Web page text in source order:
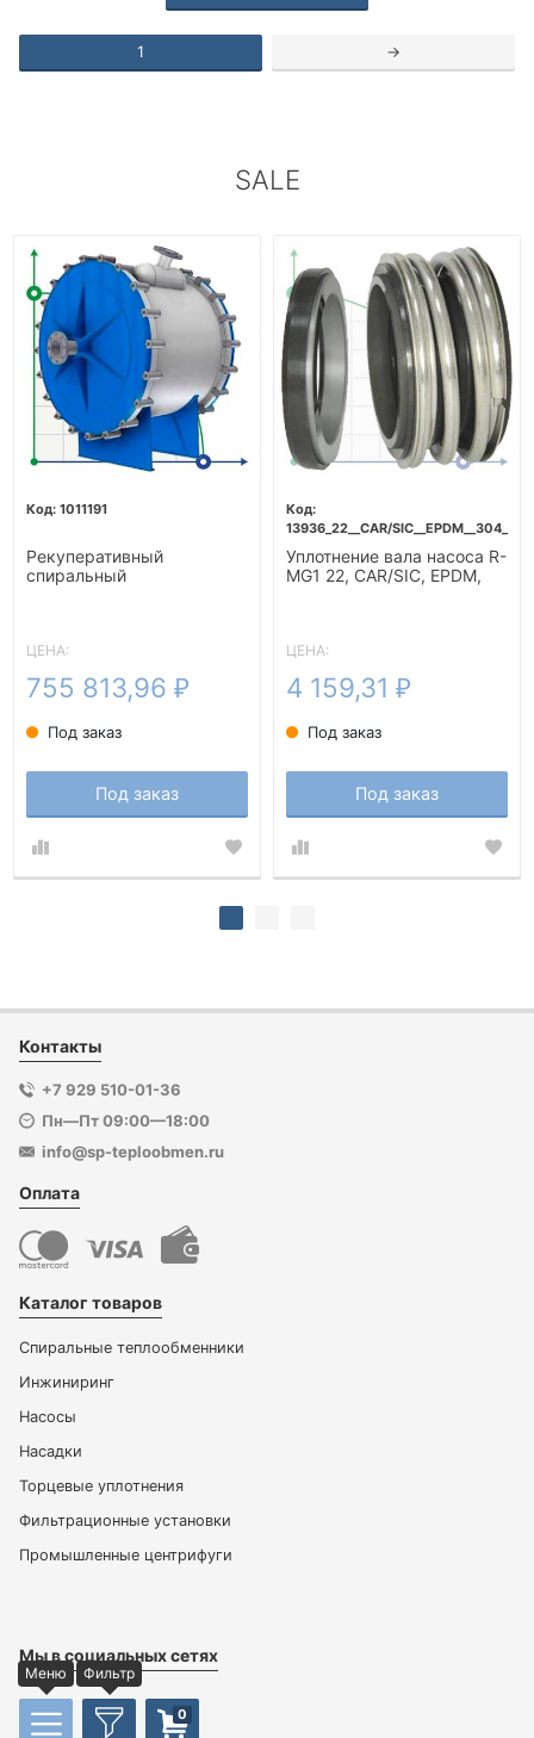
1 →
SALE
1011191
Рекуперативный
спиральный
ЦЕНА:
755 813,96 ₽
Под заказ
Под заказ
13936_22__CAR/
Уплотнение вала насоса R-
MG1 22, CAR/SIC, EPDM,
ЦЕНА:
4 159,31 ₽
Под заказ
Под заказ
Контакты
+7 929 510-01-36
Пн—Пт 09:00—18:00
info@sp-teploobmen.ru
Оплата
Каталог товаров
Спиральные теплообменники
Инжиниринг
Насосы
Насадки
Торцевые уплотнения
Фильтрационные установки
Промышленные центрифуги
Мы в социальных сетях
Меню Фильтр
0